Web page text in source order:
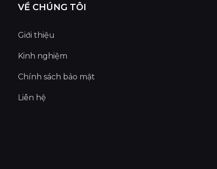
VỀ CHÚNG TÔI
Giới thiệu
Kinh nghiệm
Chính sách bảo mật
Liên hệ